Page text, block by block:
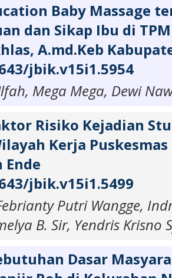
Baby Massage
dan Sikap Ibu di
A.md.Keb
jbik.v15i1.5954
Mega Mega, Dewi
Risiko Kejadian
Kerja
Ende
jbik.v15i1.5499
Putri Wangge,
B. Sir, Yendris Krisno
Dasar